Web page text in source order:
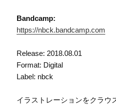
Bandcamp:
https://nbck.bandcamp.com
Release: 2018.08.01
Format: Digital
Label: nbck
イラストレーションをクラウ